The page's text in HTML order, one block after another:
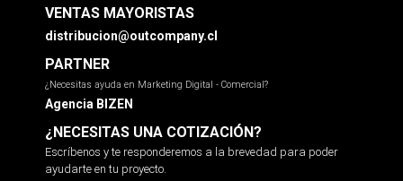
VENTAS MAYORISTAS
distribucion@outcompany.cl
PARTNER
¿Necesitas ayuda en Marketing Digital - Comercial?
Agencia BIZEN
¿NECESITAS UNA COTIZACIÓN?
Escríbenos y te responderemos a la brevedad para poder
ayudarte en tu proyecto.